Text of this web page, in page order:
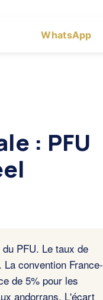
WhatsApp
: PFU
PFU. Le taux de
convention France-
de 5% pour les
andorrans. L'écart